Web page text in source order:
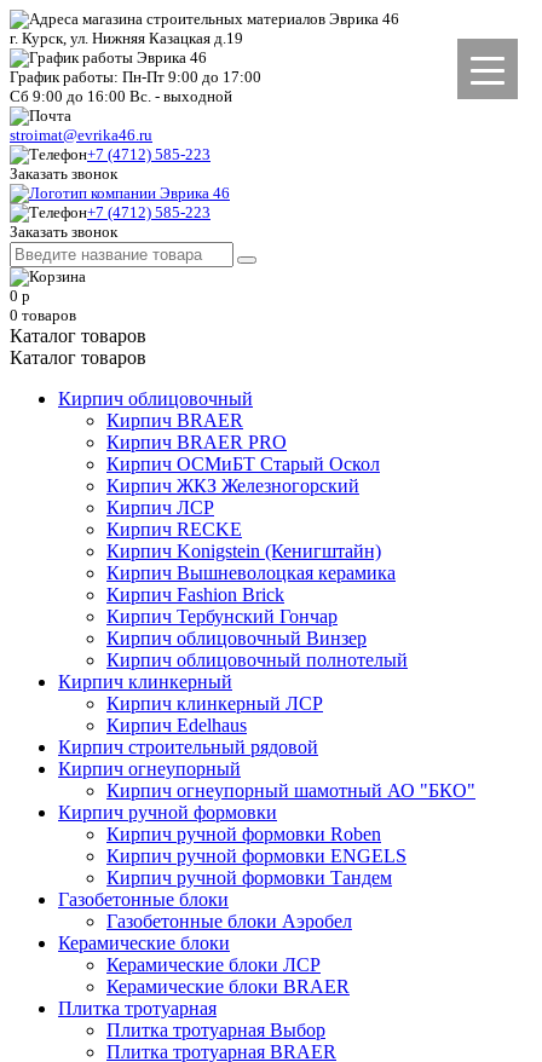
г. Курск, ул. Нижняя Казацкая д.19
График работы: Пн-Пт 9:00 до 17:00
Сб 9:00 до 16:00 Вс. - выходной
stroimat@evrika46.ru
+7 (4712) 585-223
Заказать звонок
+7 (4712) 585-223
Заказать звонок
0 р
0 товаров
Каталог товаров
Каталог товаров
Кирпич облицовочный
Кирпич BRAER
Кирпич BRAER PRO
Кирпич ОСМиБТ Старый Оскол
Кирпич ЖКЗ Железногорский
Кирпич ЛСР
Кирпич RECKE
Кирпич Konigstein (Кенигштайн)
Кирпич Вышневолоцкая керамика
Кирпич Fashion Brick
Кирпич Тербунский Гончар
Кирпич облицовочный Винзер
Кирпич облицовочный полнотелый
Кирпич клинкерный
Кирпич клинкерный ЛСР
Кирпич Edelhaus
Кирпич строительный рядовой
Кирпич огнеупорный
Кирпич огнеупорный шамотный АО "БКО"
Кирпич ручной формовки
Кирпич ручной формовки Roben
Кирпич ручной формовки ENGELS
Кирпич ручной формовки Тандем
Газобетонные блоки
Газобетонные блоки Аэробел
Керамические блоки
Керамические блоки ЛСР
Керамические блоки BRAER
Плитка тротуарная
Плитка тротуарная Выбор
Плитка тротуарная BRAER